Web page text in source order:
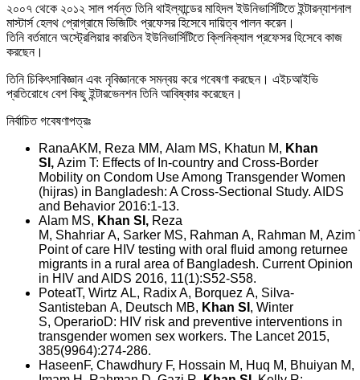
২০০৭ থেকে ২০১২ সাল পর্যন্ত তিনি থাইল্যান্ডের মাহিদল ইউনিভার্সিটিতে ইন্টারন্যাশনাল
মাস্টার্স হেলথ প্রোগ্রামে ভিজিটিং প্রফেসর হিসেবে দায়িত্ব পালন করেন।
তিনি বর্তমানে অস্ট্রেলিয়ার কারতিন ইউনিভার্সিটিতে ক্লিনিক্যাল প্রফেসর হিসেবে কাজ
করছেন।
তিনি চিকিৎসাবিজ্ঞান এবং নৃবিজ্ঞানকে সমন্বয় করে গবেষণা করছেন। এইচআইভি
প্রতিরোধে বেশ কিছু ইন্টারভেনশন তিনি আবিষ্কার করেছেন।
নির্বাচিত গবেষণাপত্রঃ
RanaAKM, Reza MM, Alam MS, Khatun M, Khan
SI, Azim T: Effects of In-country and Cross-Border
Mobility on Condom Use Among Transgender Women
(hijras) in Bangladesh: A Cross-Sectional Study. AIDS
and Behavior 2016:1-13.
Alam MS, Khan SI, Reza
M, Shahriar A, Sarker MS, Rahman A, Rahman M, Azim
Point of care HIV testing with oral fluid among returnee
migrants in a rural area of Bangladesh. Current Opinion
in HIV and AIDS 2016, 11(1):S52-S58.
PoteatT, Wirtz AL, Radix A, Borquez A, Silva-
Santisteban A, Deutsch MB, Khan SI , Winter
S, OperarioD: HIV risk and preventive interventions in
transgender women sex workers. The Lancet 2015,
385(9964):274-286.
HaseenF, Chawdhury F, Hossain M, Huq M, Bhuiyan M,